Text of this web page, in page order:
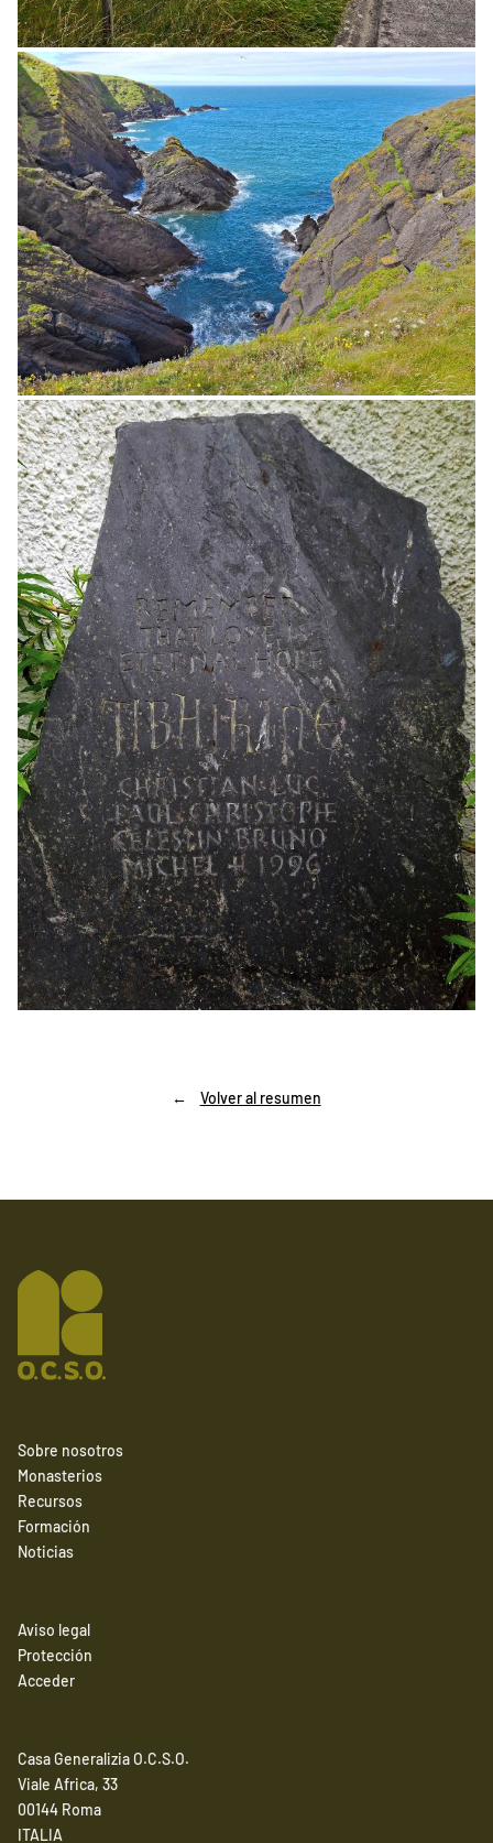
Volver al resumen
Sobre nosotros
Monasterios
Recursos
Formación
Noticias
Aviso legal
Protección
Acceder
Casa Generalizia O.C.S.O.
Viale Africa, 33
00144 Roma
ITALIA